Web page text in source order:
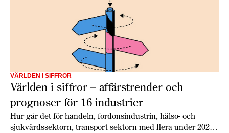
VÄRLDEN I SIFFROR
Världen i siffror – affärstrender och
prognoser för 16 industrier
Hur går det för handeln, fordonsindustrin, hälso- och
sjukvårdssektorn, transport sektorn med flera under 2026?